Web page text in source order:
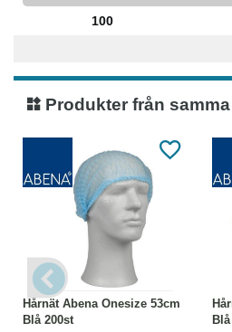
100
Produkter från
Hårnät Abena Onesize 53cm
Blå 200st